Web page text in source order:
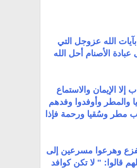
الله عزوجل التي
الأصنام أحل الله
الإيمان والاستماع
والمطر وأوفدوا وفدهم
مطر وسُقيا ورحمة فإذا
وهرعوا مسرعين إلى
قالوا: " لا تكن كوافد